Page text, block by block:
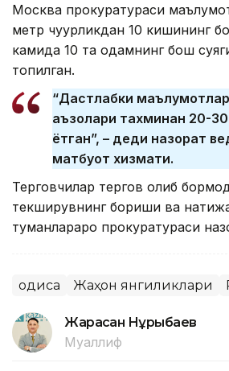
Москва прокуратураси
метр чуқурликдан 10 кишининг
камида 10 та одамнинг бош
топилган.
“Дастлабки
аъзолари тахминан 20-
ётган”, – деди назорат
матбуот хизмати.
Терговчилар тергов олиб
текширувнинг бориши ва
туманлараро прокуратураси
Ҳодиса Жаҳон янгиликлари
Жарасқан Нұрыбаев
Муаллиф